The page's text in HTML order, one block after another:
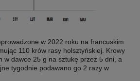
w 2022 roku na francuskim
110 krów rasy holsztyńskiej. Krowy
w dawce 25 g na sztukę przez 5 dni, a
tygodnie podawano go 2 razy w